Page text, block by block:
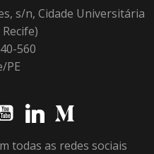
s/n, Cidade Universitária
560
PE
todas as redes sociais